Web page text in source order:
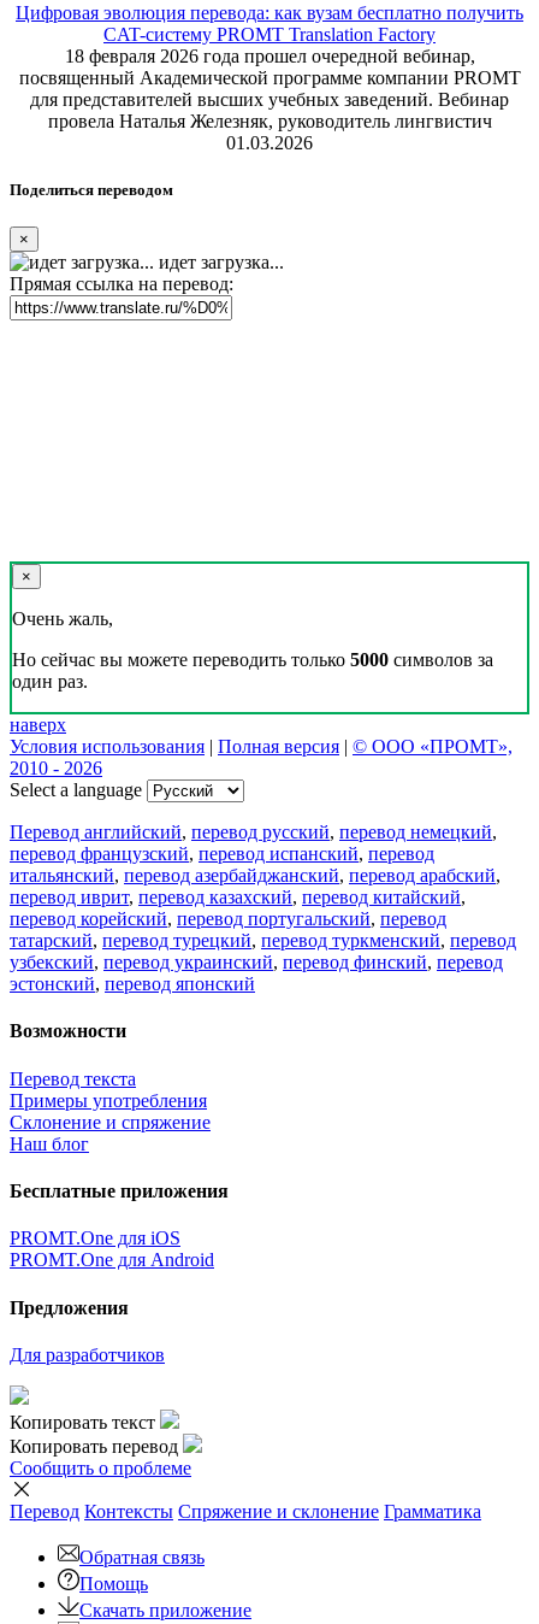
Цифровая эволюция перевода: как вузам бесплатно получить
CAT-систему PROMT Translation Factory
18 февраля 2026 года прошел очередной вебинар,
посвященный Академической программе компании PROMT
для представителей высших учебных заведений. Вебинар
провела Наталья Железняк, руководитель лингвистич
01.03.2026
Поделиться переводом
×
идет загрузка...
Прямая ссылка на перевод:
×
Очень жаль,
Но сейчас вы можете переводить только 5000 символов за
один раз.
наверх
Условия использования | Полная версия | © ООО «ПРОМТ»,
2010 - 2026
Select a language
Перевод английский, перевод русский, перевод немецкий,
перевод французский, перевод испанский, перевод
итальянский, перевод азербайджанский, перевод арабский,
перевод иврит, перевод казахский, перевод китайский,
перевод корейский, перевод португальский, перевод
татарский, перевод турецкий, перевод туркменский, перевод
узбекский, перевод украинский, перевод финский, перевод
эстонский, перевод японский
Возможности
Перевод текста
Примеры употребления
Склонение и спряжение
Наш блог
Бесплатные приложения
PROMT.One для iOS
PROMT.One для Android
Предложения
Для разработчиков
Копировать текст
Копировать перевод
Сообщить о проблеме
Перевод Контексты Спряжение и склонение Грамматика
Обратная связь
Помощь
Скачать приложение